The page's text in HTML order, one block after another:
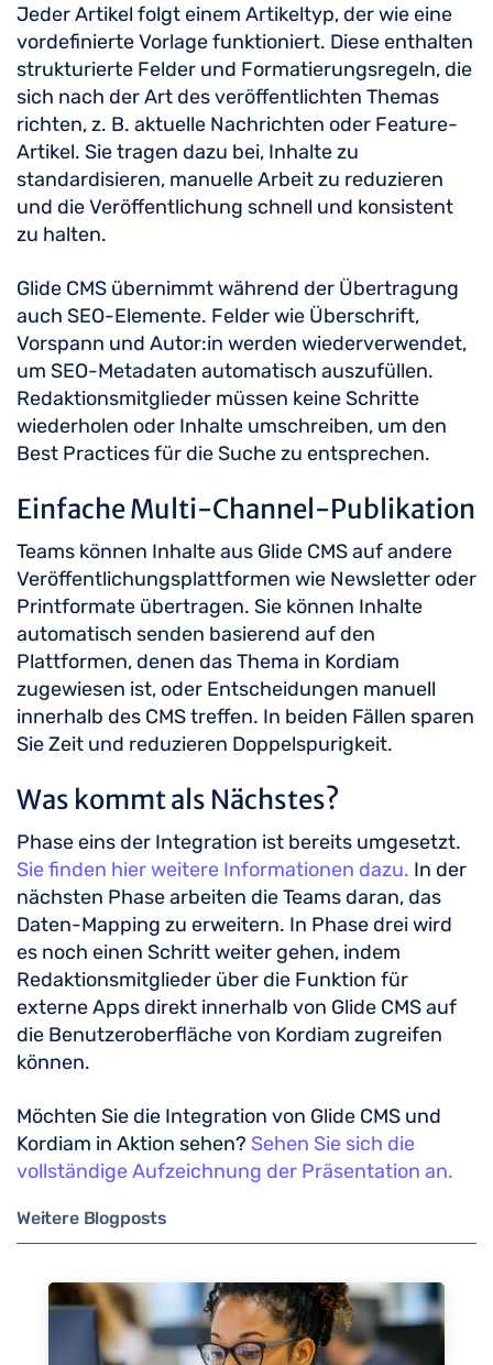
Jeder Artikel folgt einem Artikeltyp, der wie eine
vordefinierte Vorlage funktioniert. Diese enthalten
strukturierte Felder und Formatierungsregeln, die
sich nach der Art des veröffentlichten Themas
richten, z. B. aktuelle Nachrichten oder Feature-
Artikel. Sie tragen dazu bei, Inhalte zu
standardisieren, manuelle Arbeit zu reduzieren
und die Veröffentlichung schnell und konsistent
zu halten.
Glide CMS übernimmt während der Übertragung
auch SEO-Elemente. Felder wie Überschrift,
Vorspann und Autor:in werden wiederverwendet,
um SEO-Metadaten automatisch auszufüllen.
Redaktionsmitglieder müssen keine Schritte
wiederholen oder Inhalte umschreiben, um den
Best Practices für die Suche zu entsprechen.
Einfache Multi-Channel-Publikation
Teams können Inhalte aus Glide CMS auf andere
Veröffentlichungsplattformen wie Newsletter oder
Printformate übertragen. Sie können Inhalte
automatisch senden basierend auf den
Plattformen, denen das Thema in Kordiam
zugewiesen ist, oder Entscheidungen manuell
innerhalb des CMS treffen. In beiden Fällen sparen
Sie Zeit und reduzieren Doppelspurigkeit.
Was kommt als Nächstes?
Phase eins der Integration ist bereits umgesetzt.
Sie finden hier weitere Informationen dazu. In der
nächsten Phase arbeiten die Teams daran, das
Daten-Mapping zu erweitern. In Phase drei wird
es noch einen Schritt weiter gehen, indem
Redaktionsmitglieder über die Funktion für
externe Apps direkt innerhalb von Glide CMS auf
die Benutzeroberfläche von Kordiam zugreifen
können.
Möchten Sie die Integration von Glide CMS und
Kordiam in Aktion sehen? Sehen Sie sich die
vollständige Aufzeichnung der Präsentation an.
Weitere Blogposts